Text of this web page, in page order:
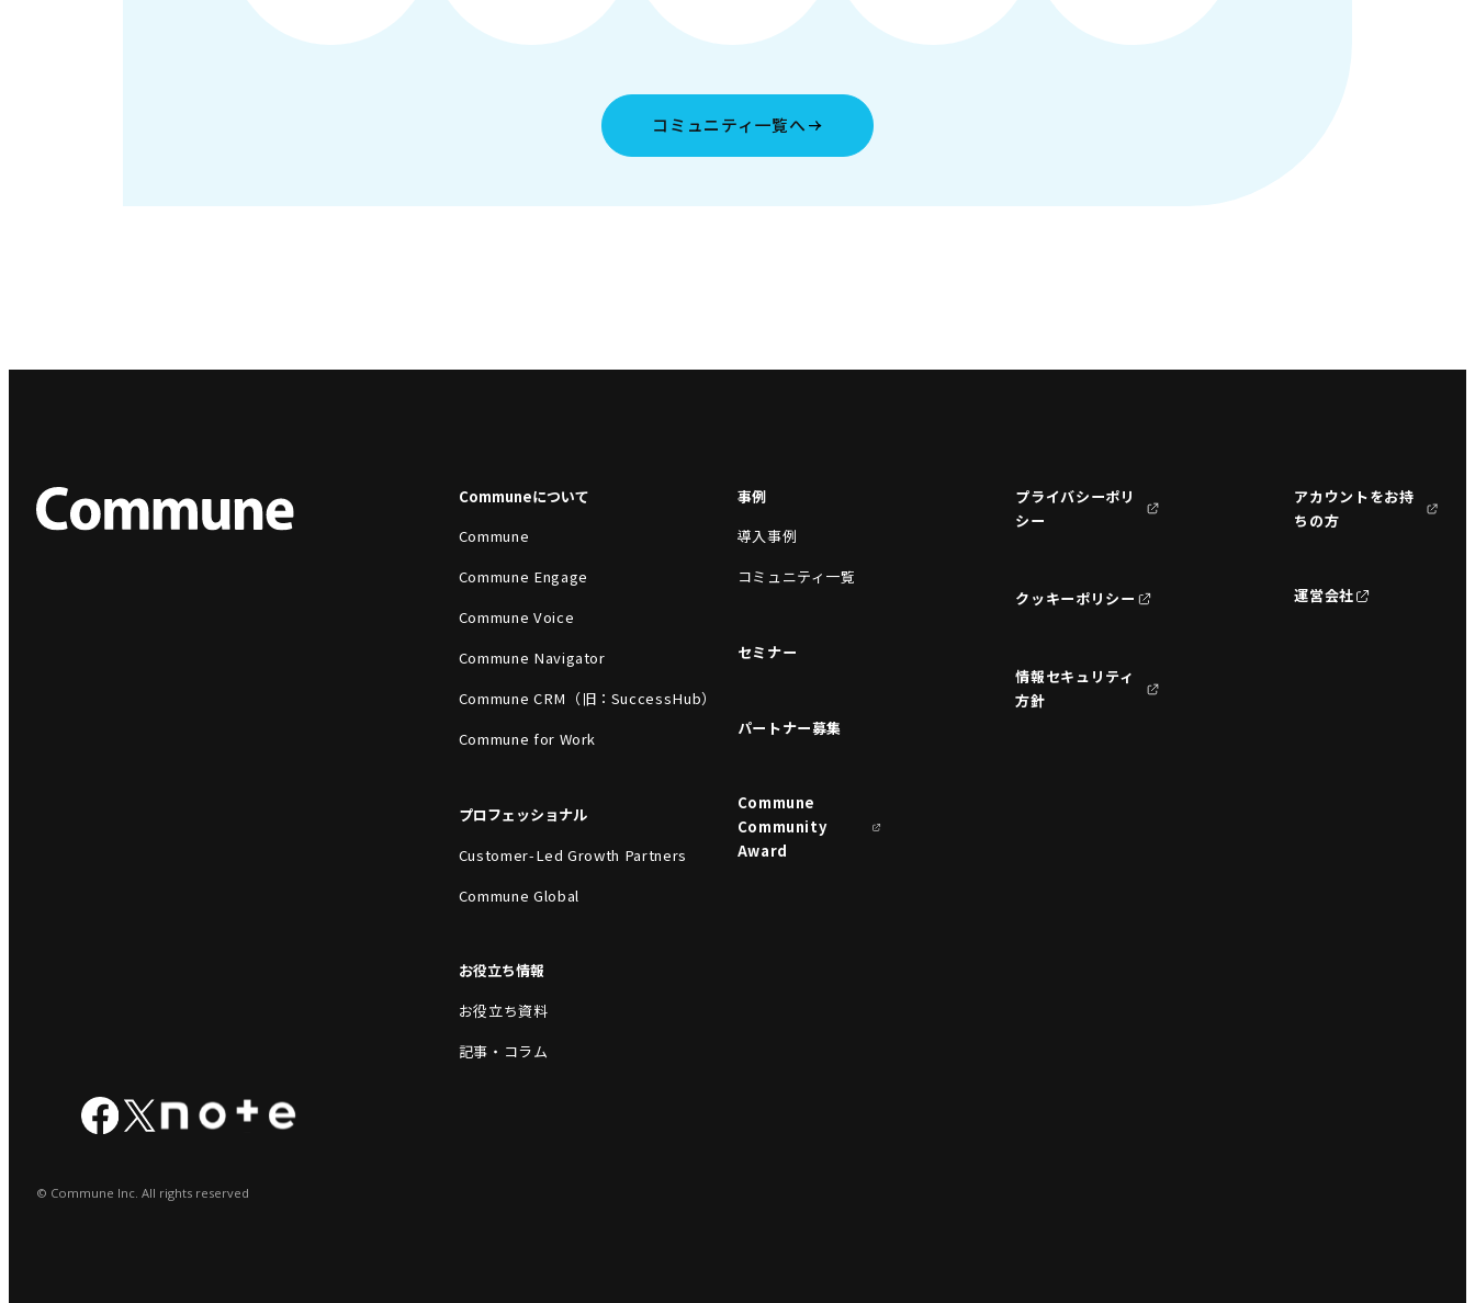
コミュニティ一覧へ
Communeについて
Commune
Commune Engage
Commune Voice
Commune Navigator
Commune CRM（旧：SuccessHub）
Commune for Work
プロフェッショナル
Customer-Led Growth Partners
Commune Global
お役立ち情報
お役立ち資料
記事・コラム
事例
導入事例
コミュニティ一覧
セミナー
パートナー募集
Commune
Community
Award
プライバシーポリ
シー
クッキーポリシー
情報セキュリティ
方針
アカウントをお持
ちの方
運営会社
© Commune Inc. All rights reserved